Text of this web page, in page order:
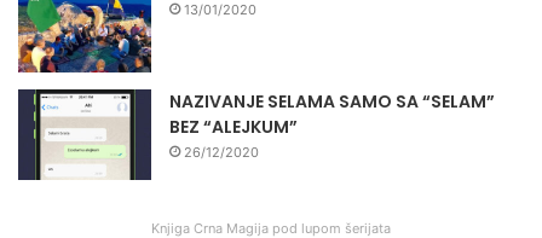
13/01/2020
NAZIVANJE SELAMA SAMO SA “SELAM”
BEZ “ALEJKUM”
26/12/2020
Knjiga Crna Magija pod lupom šerijata